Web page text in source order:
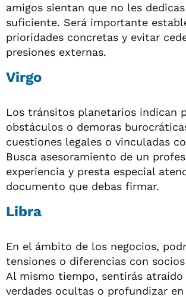
amigos sientan que no les
suficiente. Será importante
prioridades concretas y evitar
presiones externas.
Virgo
Los tránsitos planetarios indican
obstáculos o demoras
cuestiones legales o vinculadas
Busca asesoramiento de un
experiencia y presta especial
documento que debas firmar.
Libra
En el ámbito de los negocios,
tensiones o diferencias con
Al mismo tiempo, sentirás
verdades ocultas o profundizar